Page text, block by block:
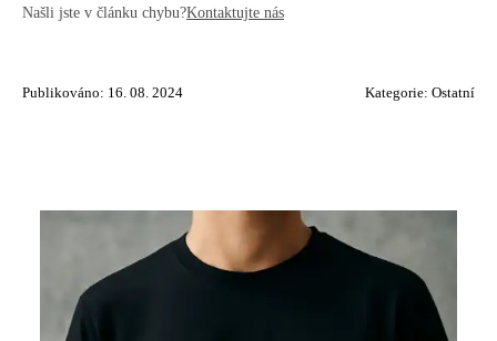
Našli jste v článku chybu?Kontaktujte nás
Publikováno: 16. 08. 2024 Kategorie: Ostatní